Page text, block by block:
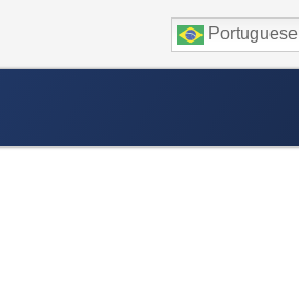
Portuguese